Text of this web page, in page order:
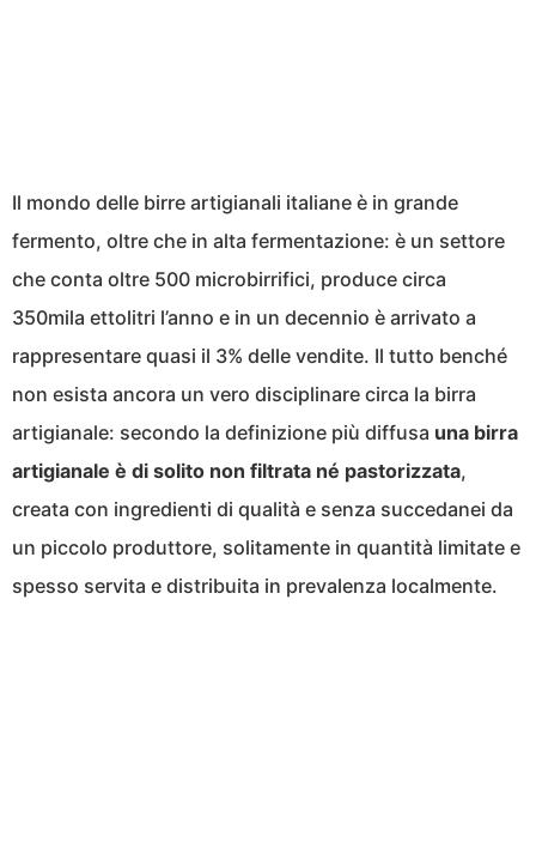
Il mondo delle birre artigianali italiane è in grande
fermento, oltre che in alta fermentazione: è un settore
che conta oltre 500 microbirrifici, produce circa
350mila ettolitri l’anno e in un decennio è arrivato a
rappresentare quasi il 3% delle vendite. Il tutto benché
non esista ancora un vero disciplinare circa la birra
artigianale: secondo la definizione più diffusa una birra
artigianale è di solito non filtrata né pastorizzata,
creata con ingredienti di qualità e senza succedanei da
un piccolo produttore, solitamente in quantità limitate e
spesso servita e distribuita in prevalenza localmente.